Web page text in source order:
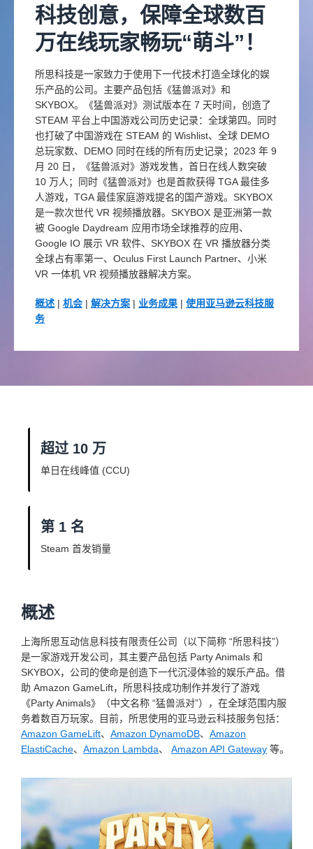
科技创意，保障全球数百
万在线玩家畅玩“萌斗”！
所思科技是一家致力于使用下一代技术打造全球化的娱
乐产品的公司。主要产品包括《猛兽派对》和
SKYBOX。《猛兽派对》测试版本在 7 天时间，创造了
STEAM 平台上中国游戏公司历史记录：全球第四。同时
也打破了中国游戏在 STEAM 的 Wishlist、全球 DEMO
总玩家数、DEMO 同时在线的所有历史记录；2023 年 9
月 20 日，《猛兽派对》游戏发售，首日在线人数突破
10 万人；同时《猛兽派对》也是首款获得 TGA 最佳多
人游戏，TGA 最佳家庭游戏提名的国产游戏。SKYBOX
是一款次世代 VR 视频播放器。SKYBOX 是亚洲第一款
被 Google Daydream 应用市场全球推荐的应用、
Google IO 展示 VR 软件、SKYBOX 在 VR 播放器分类
全球占有率第一、Oculus First Launch Partner、小米
VR 一体机 VR 视频播放器解决方案。
概述 | 机会 | 解决方案 | 业务成果 | 使用亚马逊云科技服
务
超过 10 万
单日在线峰值 (CCU)
第 1 名
Steam 首发销量
概述
上海所思互动信息科技有限责任公司（以下简称 “所思科技”）
是一家游戏开发公司，其主要产品包括 Party Animals 和
SKYBOX，公司的使命是创造下一代沉浸体验的娱乐产品。借
助 Amazon GameLift，所思科技成功制作并发行了游戏
《Party Animals》（中文名称 “猛兽派对”），在全球范围内服
务着数百万玩家。目前，所思使用的亚马逊云科技服务包括：
Amazon GameLift、 Amazon DynamoDB、 Amazon
ElastiCache、 Amazon Lambda、 Amazon API Gateway 等。